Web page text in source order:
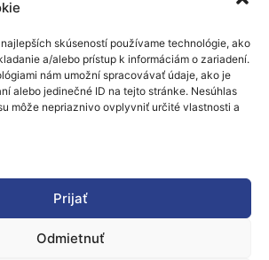
skúseností používame technológie, ako
a/alebo prístup k informáciám o zariadení.
nám umožní spracovávať údaje, ako je
alebo jedinečné ID na tejto stránke. Nesúhlas
môže nepriaznivo ovplyvniť určité vlastnosti a
Prijať
Odmietnuť
výskumný priestor
našej podpory
schémy a služby